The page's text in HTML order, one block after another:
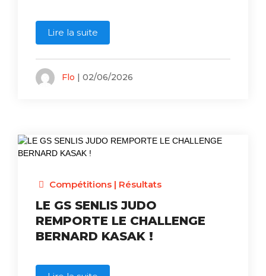
Lire la suite
Flo | 02/06/2026
Compétitions| Résultats
LE GS SENLIS JUDO
REMPORTE LE CHALLENGE
BERNARD KASAK !